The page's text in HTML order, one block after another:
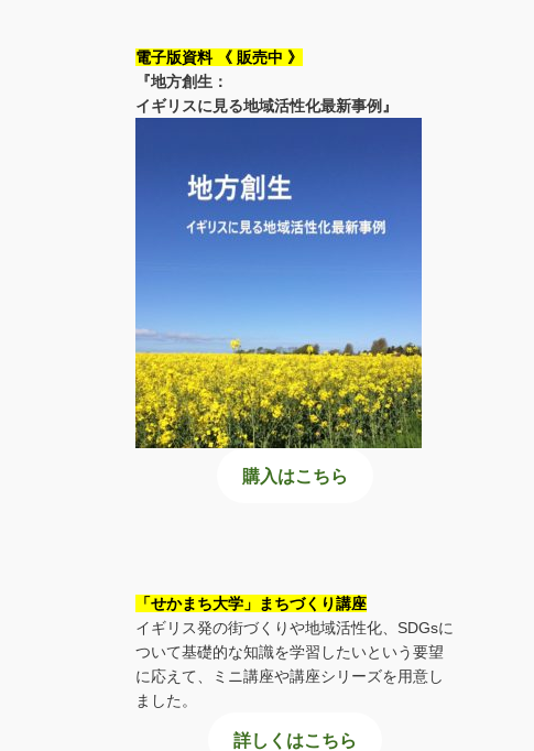
電子版資料 《 販売中 》
『地方創生：
イギリスに見る地域活性化最新事例』
購入はこちら
「せかまち大学」まちづくり講座
イギリス発の街づくりや地域活性化、SDGsに
ついて基礎的な知識を学習したいという要望
に応えて、ミニ講座や講座シリーズを用意し
ました。
詳しくはこちら